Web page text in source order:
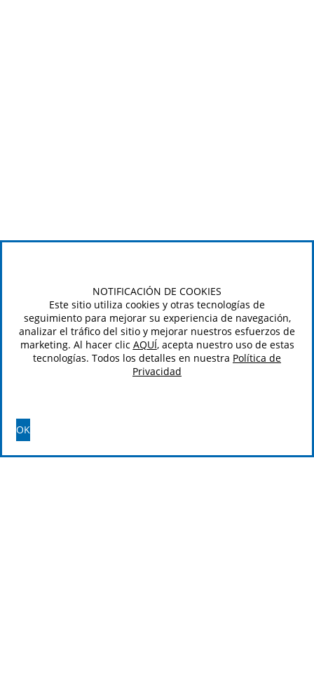
NOTIFICACIÓN DE COOKIES
Este sitio utiliza cookies y otras tecnologías de
seguimiento para mejorar su experiencia de navegación,
analizar el tráfico del sitio y mejorar nuestros esfuerzos de
marketing. Al hacer clic AQUÍ, acepta nuestro uso de estas
tecnologías. Todos los detalles en nuestra Política de
Privacidad
OK